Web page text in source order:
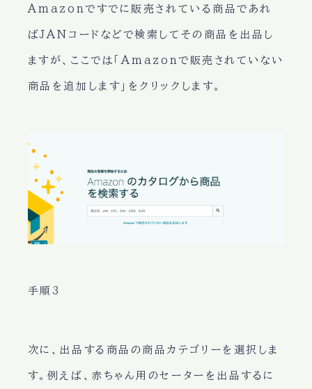
Amazonですでに販売されている商品であれ
ばJANコードなどで検索してその商品を出品し
ますが、ここでは「Amazonで販売されていない
商品を追加します」をクリックします。
手順3
次に、出品する商品の商品カテゴリーを選択しま
す。例えば、赤ちゃん用のセーターを出品するに